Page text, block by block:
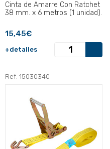
Cinta de Amarre Con Ratchet
38 mm. x 6 metros (1 unidad).
15,45€
+detalles
Ref: 15030340